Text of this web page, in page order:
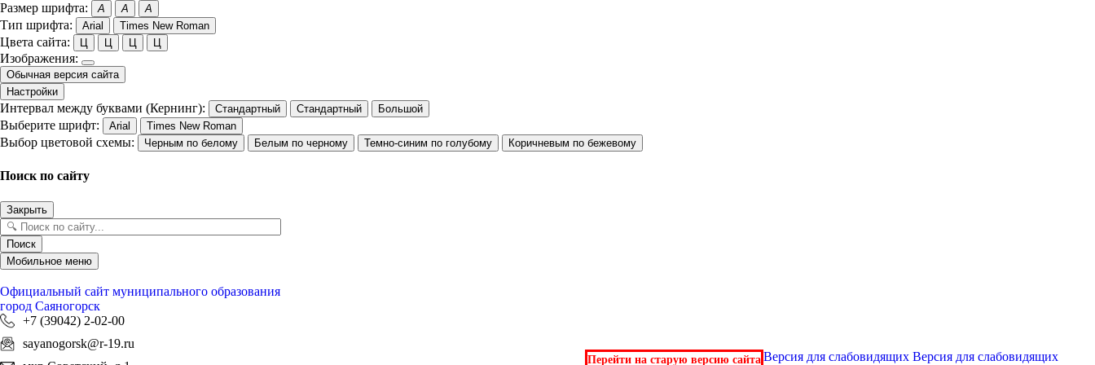
Размер шрифта: A A A
Тип шрифта: Arial Times New Roman
Цвета сайта: Ц Ц Ц Ц
Изображения:
Обычная версия сайта
Настройки
Интервал между буквами (Кернинг): Стандартный Стандартный Большой
Выберите шрифт: Arial Times New Roman
Выбор цветовой схемы: Черным по белому Белым по черному Темно-синим по голубому Коричневым по бежевому
Поиск по сайту
Закрыть
Поиск
Мобильное меню
Официальный сайт муниципального образования
город Саяногорск
+7 (39042) 2-02-00
sayanogorsk@r-19.ru
Перейти на старую версию сайта Версия для слабовидящихВерсия для слабовидящих